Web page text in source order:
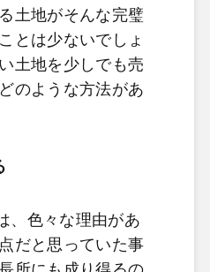
土地がそんな完璧
とは少ないでしょ
土地を少しでも売
のような方法があ
、色々な理由があ
だと思っていた事